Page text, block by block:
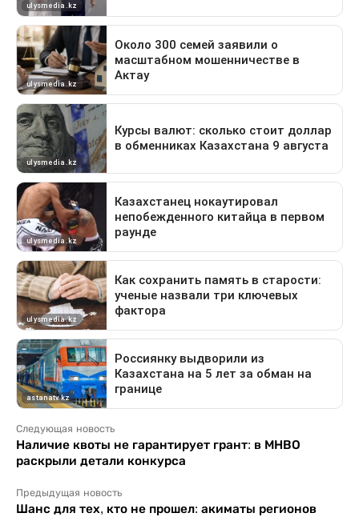
Следующая новость
Наличие квоты не гарантирует грант: в МНВО
раскрыли детали конкурса
Предыдущая новость
Шанс для тех, кто не прошел: акиматы регионов